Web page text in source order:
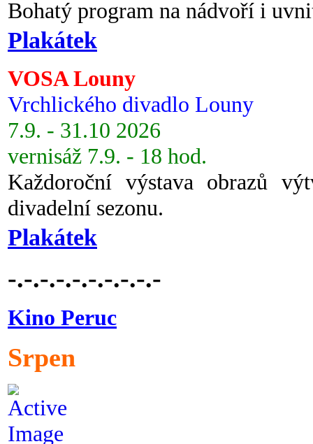
Bohatý program na nádvoří i
Plakátek
VOSA Louny
Vrchlického divadlo Louny
7.9. - 31.10 2026
vernisáž 7.9. - 18 hod.
Každoroční výstava obrazů
divadelní sezonu.
Plakátek
-.-.-.-.-.-.-.-.-.-
Kino Peruc
Srpen